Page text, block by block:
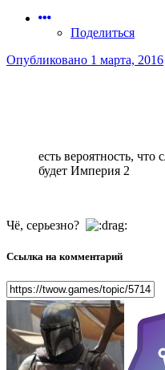
Поделиться
Опубликовано 1 марта, 2016
есть вероятность,
будет Империя 2
Чё, серьезно?
Ссылка на комментарий